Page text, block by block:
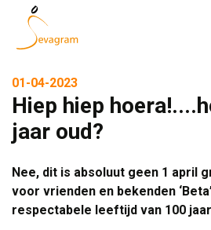
01-04-2023
Hiep hiep
jaar oud?
Nee, dit is absoluut geen 1 april
voor vrienden en bekenden
respectabele leeftijd van 100